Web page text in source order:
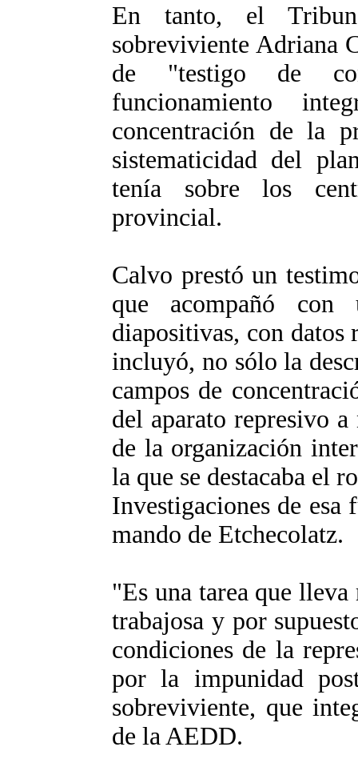
En tanto, el
sobreviviente Adriana
de "testigo de
funcionamiento
concentración de la
sistematicidad del
tenía sobre los
provincial.
Calvo prestó un
que acompañó con
diapositivas, con
incluyó, no sólo la
campos de
del aparato represivo
de la organización
la que se destacaba el
Investigaciones de esa
mando de Etchecolatz.
"Es una tarea que
trabajosa y por
condiciones de la
por la impunidad
sobreviviente, que
de la AEDD.